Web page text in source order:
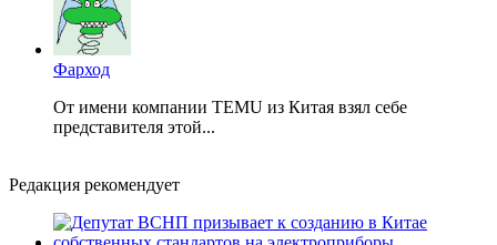
Фарход
От имени компании TEMU из Китая взял себе
представителя этой...
Редакция рекомендует